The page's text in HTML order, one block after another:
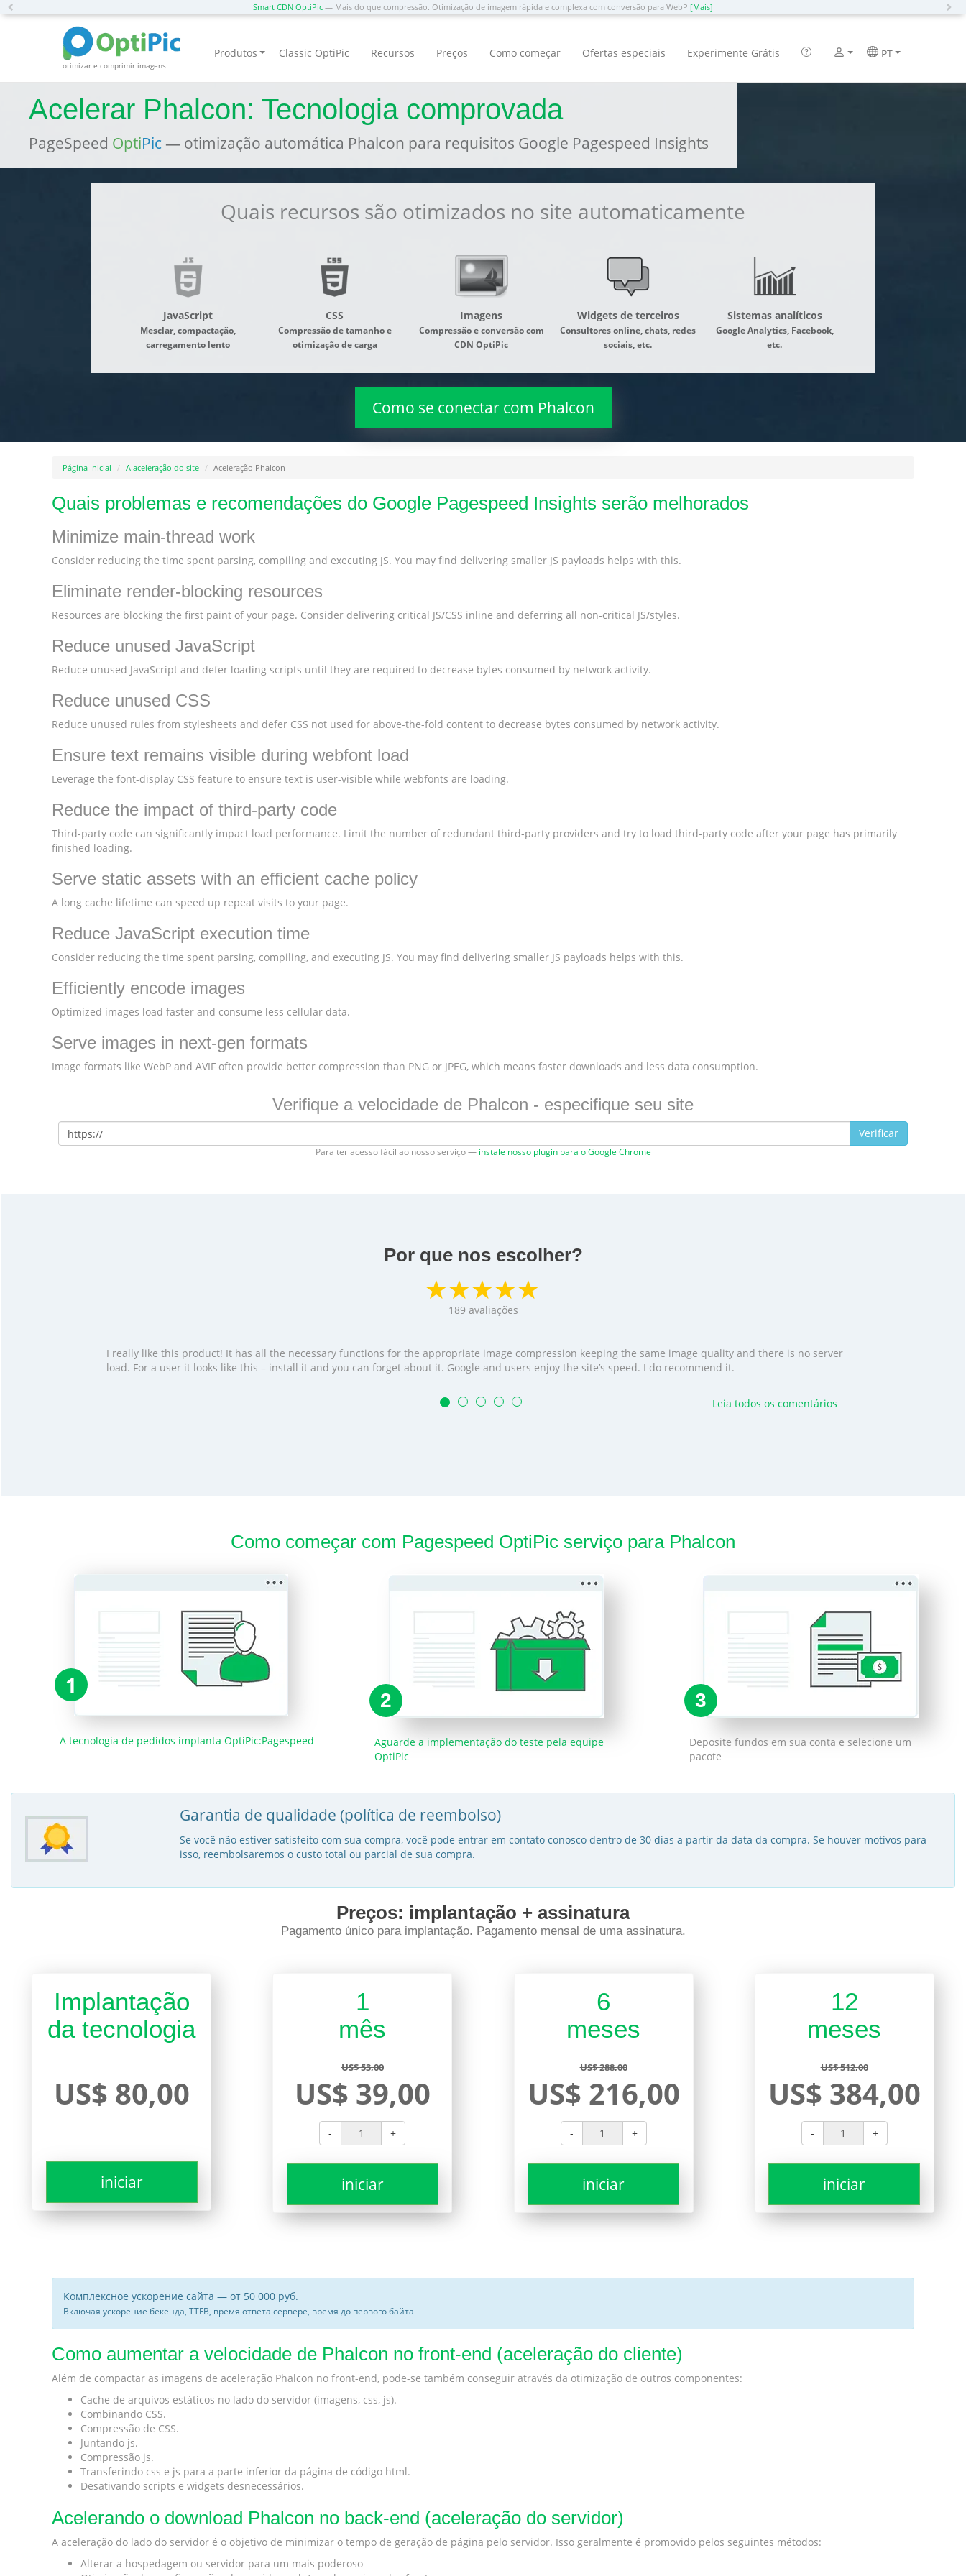
Smart CDN OptiPic — Mais do que compressão. Otimização de imagem rápida e complexa com conversão para WebP [Mais]
otimizar e comprimir imagens
Produtos Classic OptiPic Recursos Preços Como começar Ofertas especiais Experimente Grátis PT
Acelerar Phalcon: Tecnologia comprovada
PageSpeed OptiPic — otimização automática Phalcon para requisitos Google Pagespeed Insights
Quais recursos são otimizados no site automaticamente
JavaScript
Mesclar, compactação,
carregamento lento
CSS
Compressão de tamanho e
otimização de carga
Imagens
Compressão e conversão com
CDN OptiPic
Widgets de terceiros
Consultores online, chats, redes
sociais, etc.
Sistemas analíticos
Google Analytics, Facebook,
etc.
Como se conectar com Phalcon
Página Inicial A aceleração do site Aceleração Phalcon
Quais problemas e recomendações do Google Pagespeed Insights serão melhorados
Minimize main-thread work
Consider reducing the time spent parsing, compiling and executing JS. You may find delivering smaller JS payloads helps with this.
Eliminate render-blocking resources
Resources are blocking the first paint of your page. Consider delivering critical JS/CSS inline and deferring all non-critical JS/styles.
Reduce unused JavaScript
Reduce unused JavaScript and defer loading scripts until they are required to decrease bytes consumed by network activity.
Reduce unused CSS
Reduce unused rules from stylesheets and defer CSS not used for above-the-fold content to decrease bytes consumed by network activity.
Ensure text remains visible during webfont load
Leverage the font-display CSS feature to ensure text is user-visible while webfonts are loading.
Reduce the impact of third-party code
Third-party code can significantly impact load performance. Limit the number of redundant third-party providers and try to load third-party code after your page has primarily
finished loading.
Serve static assets with an efficient cache policy
A long cache lifetime can speed up repeat visits to your page.
Reduce JavaScript execution time
Consider reducing the time spent parsing, compiling, and executing JS. You may find delivering smaller JS payloads helps with this.
Efficiently encode images
Optimized images load faster and consume less cellular data.
Serve images in next-gen formats
Image formats like WebP and AVIF often provide better compression than PNG or JPEG, which means faster downloads and less data consumption.
Verifique a velocidade de Phalcon - especifique seu site
Verificar
Para ter acesso fácil ao nosso serviço — instale nosso plugin para o Google Chrome
Por que nos escolher?
189 avaliações
I really like this product! It has all the necessary functions for the appropriate image compression keeping the same image quality and there is no server
load. For a user it looks like this – install it and you can forget about it. Google and users enjoy the site’s speed. I do recommend it.
Leia todos os comentários
Como começar com Pagespeed OptiPic serviço para Phalcon
1
A tecnologia de pedidos implanta OptiPic:Pagespeed
2
Aguarde a implementação do teste pela equipe
OptiPic
3
Deposite fundos em sua conta e selecione um
pacote
Garantia de qualidade (política de reembolso)
Se você não estiver satisfeito com sua compra, você pode entrar em contato conosco dentro de 30 dias a partir da data da compra. Se houver motivos para
isso, reembolsaremos o custo total ou parcial de sua compra.
Preços: implantação + assinatura
Pagamento único para implantação. Pagamento mensal de uma assinatura.
Implantação
da tecnologia
US$ 80,00
iniciar
1
mês
US$ 53,00
US$ 39,00
- +
iniciar
6
meses
US$ 288,00
US$ 216,00
- +
iniciar
12
meses
US$ 512,00
US$ 384,00
- +
iniciar
Комплексное ускорение сайта — от 50 000 руб.
Включая ускорение бекенда, TTFB, время ответа сервере, время до первого байта
Como aumentar a velocidade de Phalcon no front-end (aceleração do cliente)
Além de compactar as imagens de aceleração Phalcon no front-end, pode-se também conseguir através da otimização de outros componentes:
Cache de arquivos estáticos no lado do servidor (imagens, css, js).
Combinando CSS.
Compressão de CSS.
Juntando js.
Compressão js.
Transferindo css e js para a parte inferior da página de código html.
Desativando scripts e widgets desnecessários.
Acelerando o download Phalcon no back-end (aceleração do servidor)
A aceleração do lado do servidor é o objetivo de minimizar o tempo de geração de página pelo servidor. Isso geralmente é promovido pelos seguintes métodos:
Alterar a hospedagem ou servidor para um mais poderoso